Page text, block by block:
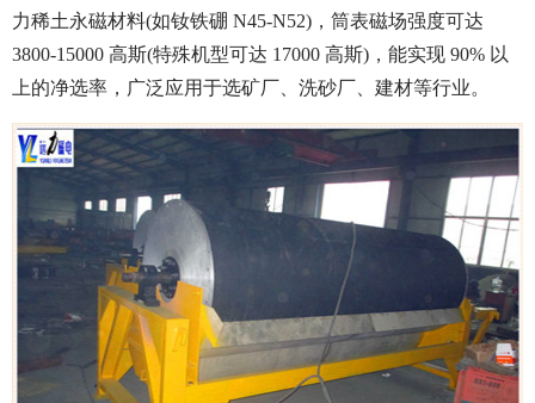
力稀土永磁材料(如钕铁硼 N45-N52)，筒表磁场强度可达
3800-15000 高斯(特殊机型可达 17000 高斯)，能实现 90% 以
上的净选率，广泛应用于选矿厂、洗砂厂、建材等行业。